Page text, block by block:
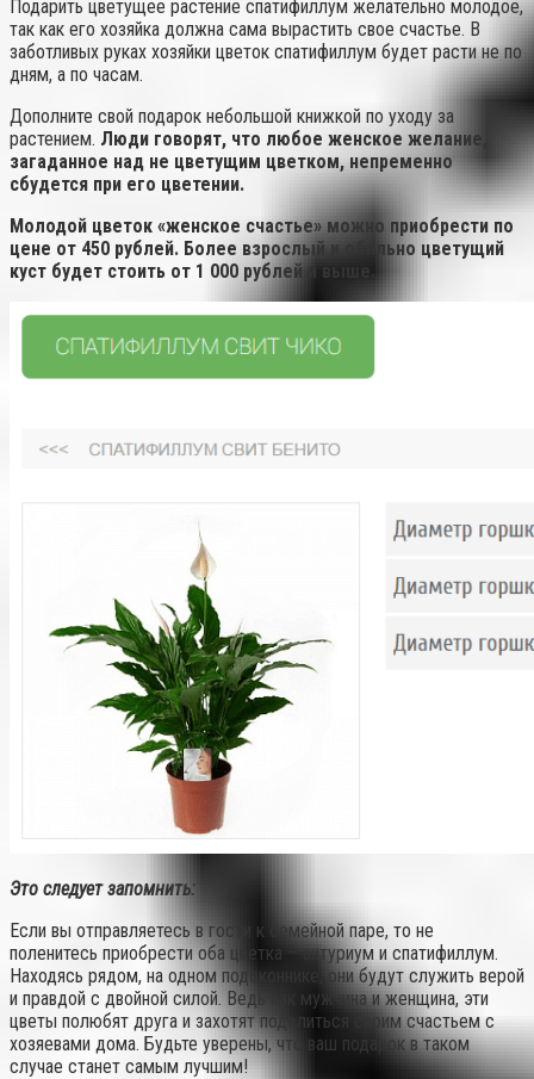
Подарить цветущее растение спатифиллум желательно молодое,
так как его хозяйка должна сама вырастить свое счастье. В
заботливых руках хозяйки цветок спатифиллум будет расти не по
дням, а по часам.
Дополните свой подарок небольшой книжкой по уходу за
растением. Люди говорят, что любое женское желание,
загаданное над не цветущим цветком, непременно
сбудется при его цветении.
Молодой цветок «женское счастье» можно приобрести по
цене от 450 рублей. Более взрослый и обильно цветущий
куст будет стоить от 1 000 рублей и выше.
Это следует запомнить:
Если вы отправляетесь в гости к семейной паре, то не
поленитесь приобрести оба цветка – антуриум и спатифиллум.
Находясь рядом, на одном подоконнике, они будут служить верой
и правдой с двойной силой. Ведь как мужчина и женщина, эти
цветы полюбят друга и захотят поделиться своим счастьем с
хозяевами дома. Будьте уверены, что ваш подарок в таком
случае станет самым лучшим!